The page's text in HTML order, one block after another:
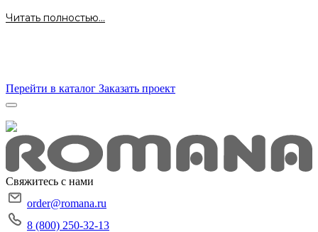
Читать полностью...
Перейти в каталог Заказать проект
Свяжитесь с нами
order@romana.ru
8 (800) 250-32-13